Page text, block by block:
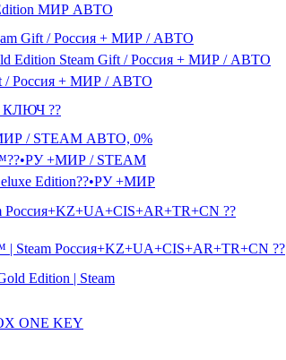
МИР АВТО
Gift / Россия + МИР / АВТО
Edition Steam Gift / Россия + МИР / АВТО
/ Россия + МИР / АВТО
КЛЮЧ ??
/ STEAM АВТО, 0%
+МИР / STEAM
Edition??•РУ +МИР
Россия+KZ+UA+CIS+AR+TR+CN ??
| Steam Россия+KZ+UA+CIS+AR+TR+CN ??
Edition | Steam
ONE KEY